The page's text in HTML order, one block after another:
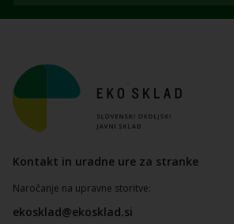
Kontakt in uradne ure za stranke
Naročanje na upravne storitve:
ekosklad@ekosklad.si